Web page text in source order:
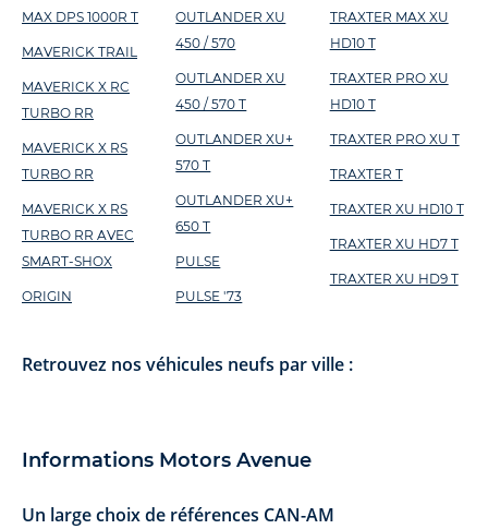
MAX DPS 1000R T
MAVERICK TRAIL
MAVERICK X RC
TURBO RR
MAVERICK X RS
TURBO RR
MAVERICK X RS
TURBO RR AVEC
SMART-SHOX
ORIGIN
OUTLANDER XU
450 / 570
OUTLANDER XU
450 / 570 T
OUTLANDER XU+
570 T
OUTLANDER XU+
650 T
PULSE
PULSE '73
TRAXTER MAX XU
HD10 T
TRAXTER PRO XU
HD10 T
TRAXTER PRO XU T
TRAXTER T
TRAXTER XU HD10 T
TRAXTER XU HD7 T
TRAXTER XU HD9 T
Retrouvez nos véhicules neufs par ville :
Informations Motors Avenue
Un large choix de références CAN-AM